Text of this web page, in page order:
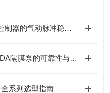
MUSASHI武藏ML-6000X点胶控制器的气动脉冲稳定回路是如何工作的？
工业脉动的“气动心脏”：YAMADA隔膜泵的可靠性与广泛适应性
系列选型指南